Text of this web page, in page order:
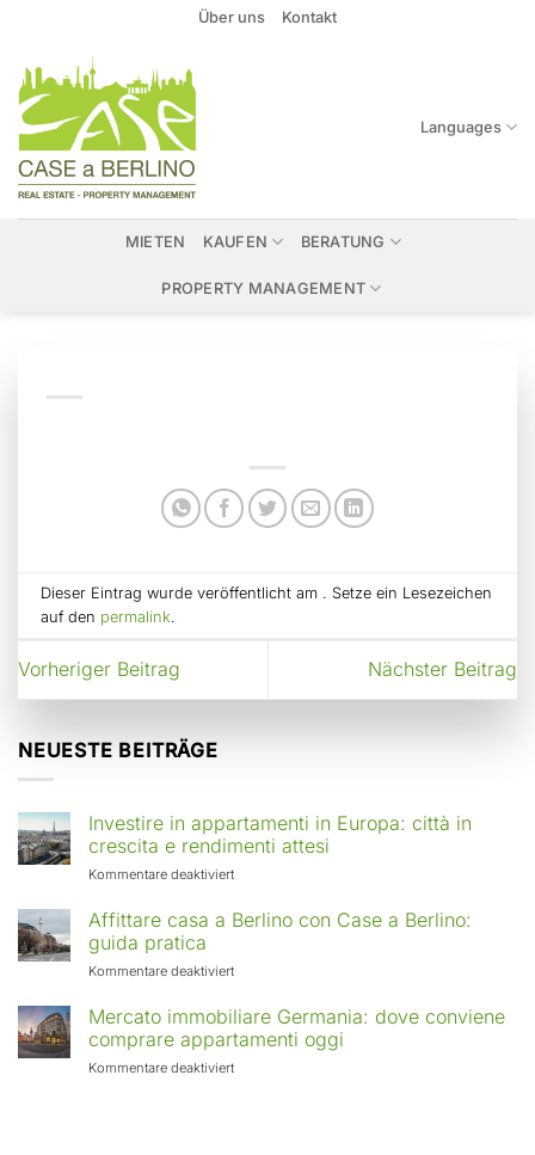
springen
Über uns Kontakt
Languages
MIETEN KAUFEN BERATUNG
PROPERTY MANAGEMENT
Dieser Eintrag wurde veröffentlicht am . Setze ein Lesezeichen
auf den permalink.
Vorheriger Beitrag Nächster Beitrag
NEUESTE BEITRÄGE
Investire in appartamenti in Europa: città in
crescita e rendimenti attesi
Kommentare deaktiviertfür
in
Europa:
in
crescita
rendimenti
Affittare casa a Berlino con Case a Berlino:
guida pratica
Kommentare deaktiviertfür
casa
a
Berlino
con
Mercato immobiliare Germania: dove conviene
comprare appartamenti oggi
Kommentare deaktiviertfür